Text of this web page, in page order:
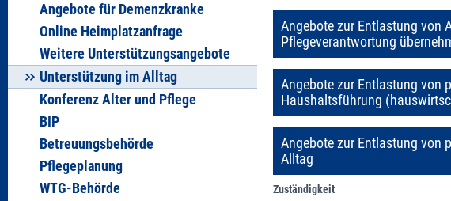
Angebote für Demenzkranke
Online Heimplatzanfrage
Weitere Unterstützungsangebote
Unterstützung im Alltag
Konferenz Alter und Pflege
BIP
Betreuungsbehörde
Pflegeplanung
WTG-Behörde
Angebote zur Entlastung von
Pflegeverantwortung
Angebote zur Entlastung von
Haushaltsführung
Angebote zur Entlastung von
Alltag
Zuständigkeit